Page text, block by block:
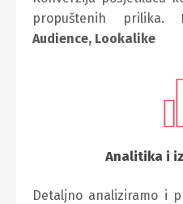
propuštenih prilika.
Audience, Lookalike
Analitika i
Detaljno analiziramo i